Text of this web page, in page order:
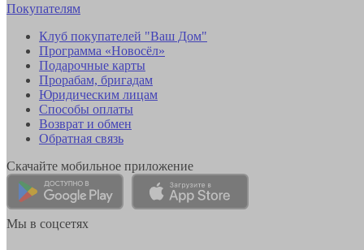
Покупателям
Клуб покупателей "Ваш Дом"
Программа «Новосёл»
Подарочные карты
Прорабам, бригадам
Юридическим лицам
Способы оплаты
Возврат и обмен
Обратная связь
Скачайте мобильное приложение
Мы в соцсетях